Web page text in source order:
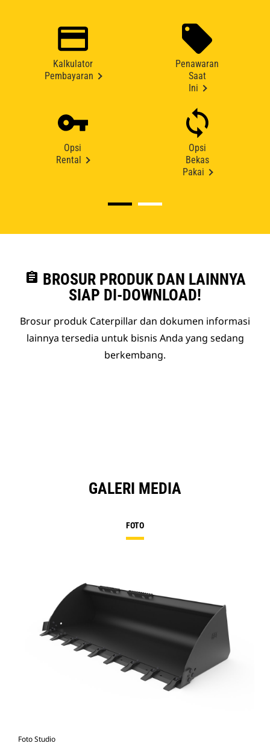
Kalkulator
Pembayaran
Penawaran
Saat
Ini
Opsi
Rental
Opsi
Bekas
Pakai
assignment BROSUR PRODUK DAN LAINNYA
SIAP DI-DOWNLOAD!
Brosur produk Caterpillar dan dokumen informasi
lainnya tersedia untuk bisnis Anda yang sedang
berkembang.
GALERI MEDIA
FOTO
Foto Studio